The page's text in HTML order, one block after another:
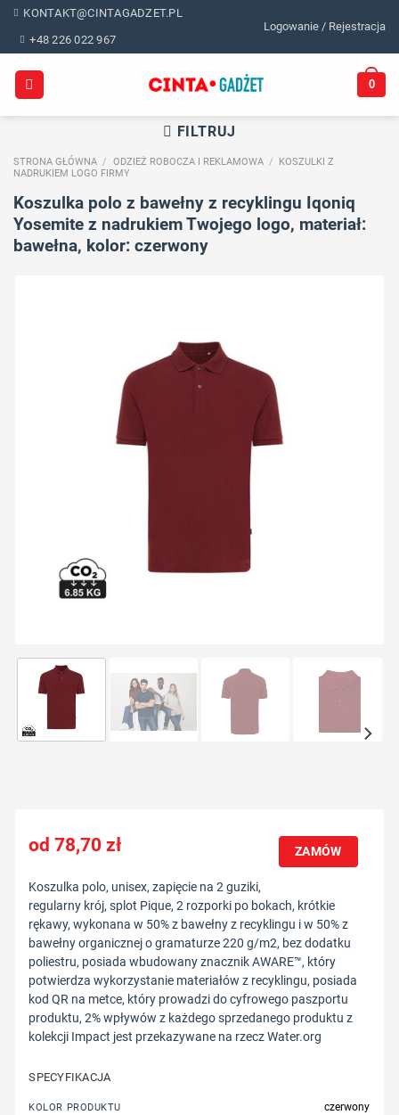
Skip
content
KONTAKT@CINTAGADZET.PL
+48 226 022 967
Logowanie / Rejestracja
0
FILTRUJ
STRONA GŁÓWNA / ODZIEŻ ROBOCZA I REKLAMOWA /
KOSZULKI Z
NADRUKIEM LOGO FIRMY
Koszulka polo z bawełny z recyklingu Iqoniq
Yosemite z nadrukiem Twojego logo, materiał:
bawełna, kolor: czerwony
78,70zł ZAMÓW
Koszulka polo, unisex, zapięcie na 2 guziki,
regularny krój, splot Pique, 2 rozporki po bokach, krótkie
rękawy, wykonana w 50% z bawełny z recyklingu i w 50% z
bawełny organicznej o gramaturze 220 g/m2, bez dodatku
poliestru, posiada wbudowany znacznik AWARE™, który
potwierdza wykorzystanie materiałów z recyklingu, posiada
kod QR na metce, który prowadzi do cyfrowego paszportu
produktu, 2% wpływów z każdego sprzedanego produktu z
kolekcji Impact jest przekazywane na rzecz Water.org
SPECYFIKACJA
KOLOR PRODUKTU czerwony